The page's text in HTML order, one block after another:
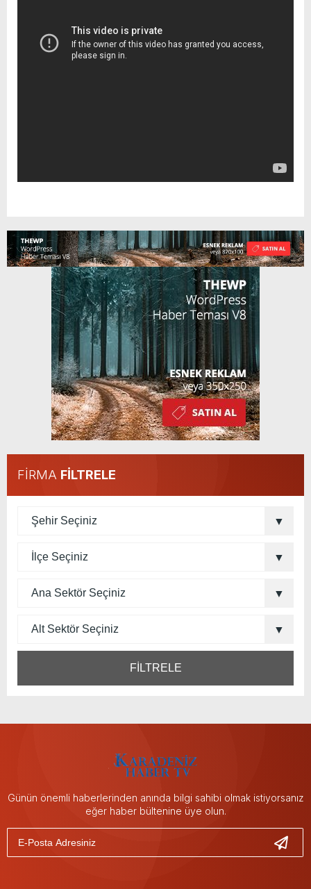
FİRMA FİLTRELE
FİLTRELE
Günün önemli haberlerinden anında bilgi sahibi olmak istiyorsanız
eğer haber bültenine üye olun.